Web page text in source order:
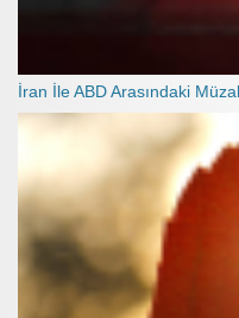
İran İle ABD Arasındaki